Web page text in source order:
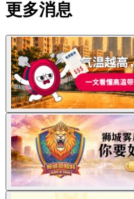
更多消息